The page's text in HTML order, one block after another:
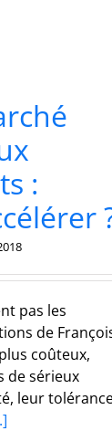
:
pas les
de
coûteux,
de sérieux
leur